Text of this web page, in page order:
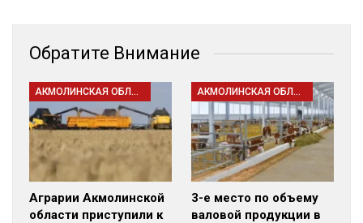
Обратите Внимание
АКМОЛИНСКАЯ ОБЛАСТЬ
Аграрии Акмолинской
области приступили к
АКМОЛИНСКАЯ ОБЛАСТЬ
3-е место по объему
валовой продукции в